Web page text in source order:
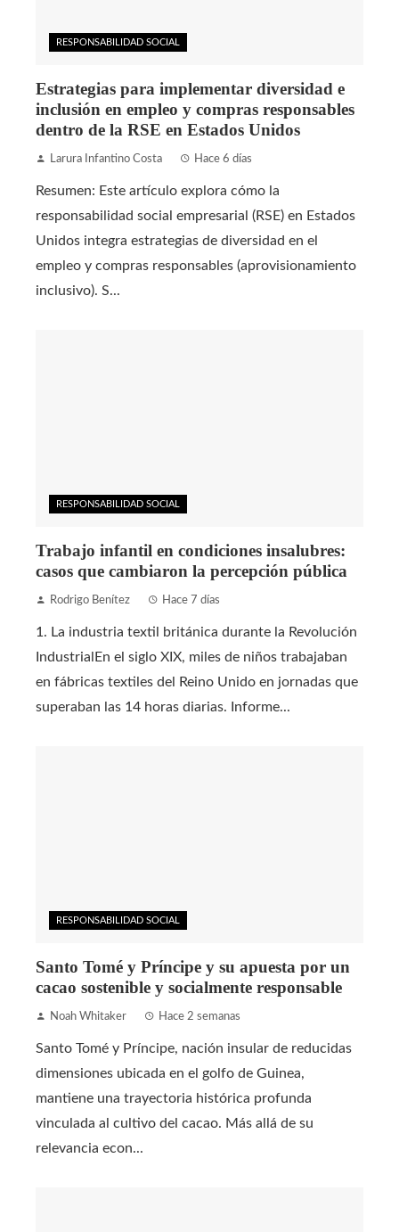
RESPONSABILIDAD SOCIAL
Estrategias para implementar diversidad e
inclusión en empleo y compras responsables
dentro de la RSE en Estados Unidos
Larura Infantino Costa Hace 6 días
Resumen: Este artículo explora cómo la
responsabilidad social empresarial (RSE) en Estados
Unidos integra estrategias de diversidad en el
empleo y compras responsables (aprovisionamiento
inclusivo). S...
RESPONSABILIDAD SOCIAL
Trabajo infantil en condiciones insalubres:
casos que cambiaron la percepción pública
Rodrigo Benítez Hace 7 días
1. La industria textil británica durante la Revolución
IndustrialEn el siglo XIX, miles de niños trabajaban
en fábricas textiles del Reino Unido en jornadas que
superaban las 14 horas diarias. Informe...
RESPONSABILIDAD SOCIAL
Santo Tomé y Príncipe y su apuesta por un
cacao sostenible y socialmente responsable
Noah Whitaker Hace 2 semanas
Santo Tomé y Príncipe, nación insular de reducidas
dimensiones ubicada en el golfo de Guinea,
mantiene una trayectoria histórica profunda
vinculada al cultivo del cacao. Más allá de su
relevancia econ...